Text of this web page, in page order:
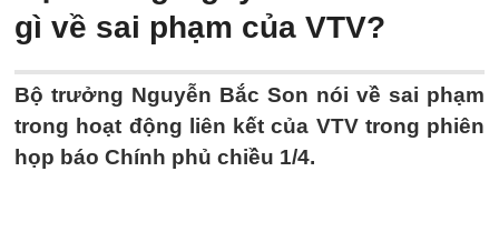
gì về sai phạm của VTV?
Bộ trưởng Nguyễn Bắc Son nói về sai phạm
trong hoạt động liên kết của VTV trong phiên
họp báo Chính phủ chiều 1/4.